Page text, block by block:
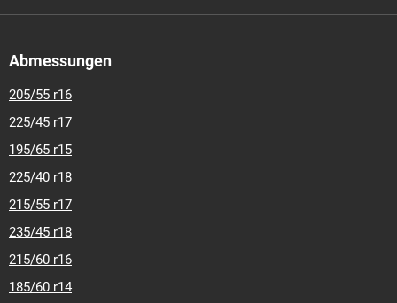
Abmessungen
205/55 r16
225/45 r17
195/65 r15
225/40 r18
215/55 r17
235/45 r18
215/60 r16
185/60 r14